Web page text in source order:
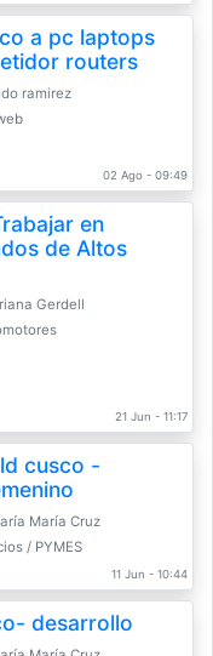
a pc laptops
routers
ramirez
02 Ago - 09:49
en
de Altos
Gerdell
21 Jun - 11:17
cusco -
María Cruz
/ PYMES
11 Jun - 10:44
desarrollo